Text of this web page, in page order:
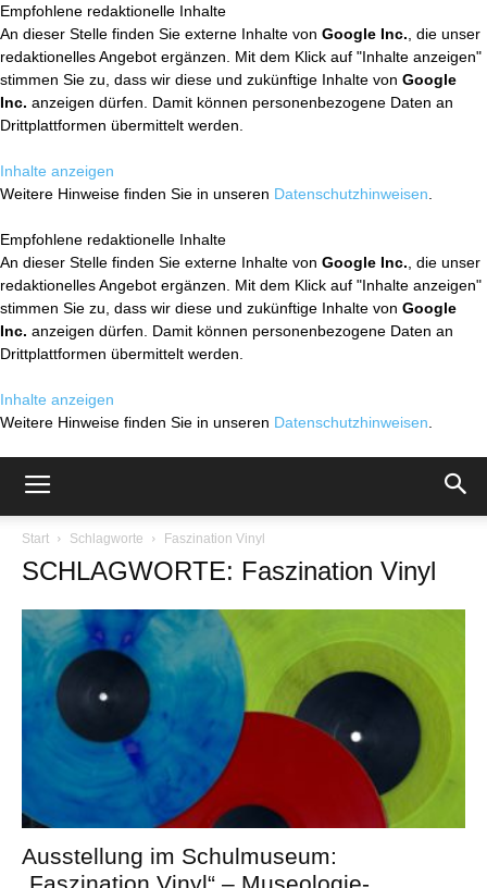
Empfohlene redaktionelle Inhalte
An dieser Stelle finden Sie externe Inhalte von Google Inc. , die unser
redaktionelles Angebot ergänzen. Mit dem Klick auf "Inhalte anzeigen"
stimmen Sie zu, dass wir diese und zukünftige Inhalte von Google
Inc. anzeigen dürfen. Damit können personenbezogene Daten an
Drittplattformen übermittelt werden.
Inhalte anzeigen
Weitere Hinweise finden Sie in unseren Datenschutzhinweisen
Empfohlene redaktionelle Inhalte
An dieser Stelle finden Sie externe Inhalte von Google Inc. , die unser
redaktionelles Angebot ergänzen. Mit dem Klick auf "Inhalte anzeigen"
stimmen Sie zu, dass wir diese und zukünftige Inhalte von Google
Inc. anzeigen dürfen. Damit können personenbezogene Daten an
Drittplattformen übermittelt werden.
Inhalte anzeigen
Weitere Hinweise finden Sie in unseren Datenschutzhinweisen
Start Schlagworte Faszination Vinyl
SCHLAGWORTE: Faszination Vinyl
Ausstellung im Schulmuseum: